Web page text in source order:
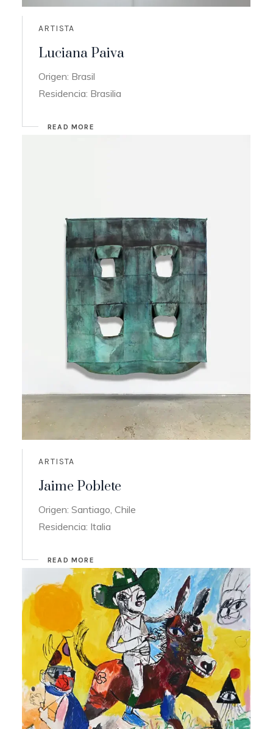
ARTISTA
Luciana Paiva
Origen: Brasil
Residencia: Brasilia
READ MORE
ARTISTA
Jaime Poblete
Origen: Santiago, Chile
Residencia: Italia
READ MORE